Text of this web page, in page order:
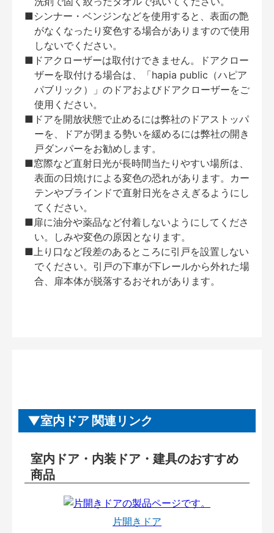
■シンナー・ベンジンなどを使用すると、表面の艶
がなくなったり変色する場合がありますので使用
しないでください。
■ドアクローザーは取付けできません。ドアクロー
ザーを取付ける場合は、「hapia public（ハピア
パブリック）」のドアおよびドアクローザーをご
使用ください。
■ドアを開放状態で止めるには弊社のドアストッパ
ーを、ドアが閉まる勢いを緩めるには弊社の開き
戸ダンパーをお勧めします。
■窓際など直射日光が長時間当たりやすい場所は、
表面の日焼けによる変色の恐れがあります。カー
テンやブラインドで直射日光をさえぎるようにし
てください。
■扉に油分や薬品など付着しないようにしてくださ
い。しみや変色の原因となります。
■上り口など段差のあるところに引戸を設置しない
でください。引戸の下車が下レールから外れた場
合、扉本体が脱落するおそれがあります。
室内ドア 関連リンク
室内ドア・内装ドア・建具のおすすめ
商品
片開きドア